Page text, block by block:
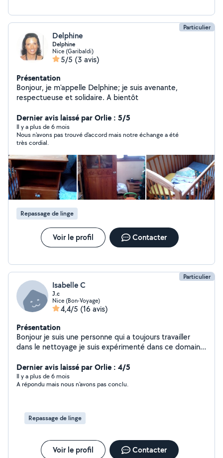
Particulier
Delphine
Delphine
Nice (Garibaldi)
5/5 (3 avis)
Présentation
Bonjour, je m'appelle Delphine; je suis avenante,
respectueuse et solidaire. A bientôt
Dernier avis laissé par Orlie : 5/5
Il y a plus de 6 mois
Nous n'avons pas trouvé d'accord mais notre échange a été
très cordial.
Repassage de linge
Voir le profil Contacter
Particulier
Isabelle C
J.c
Nice (Bon-Voyage)
4,4/5 (16 avis)
Présentation
Bonjour je suis une personne qui a toujours travailler
dans le nettoyage je suis expérimenté dans ce domaine
de nice .merci de me contacter
Dernier avis laissé par Orlie : 4/5
Il y a plus de 6 mois
A répondu mais nous n'avons pas conclu.
Repassage de linge
Voir le profil Contacter